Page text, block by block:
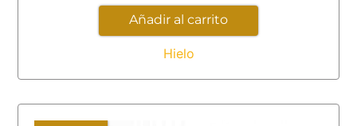
Añadir al carrito
Hielo